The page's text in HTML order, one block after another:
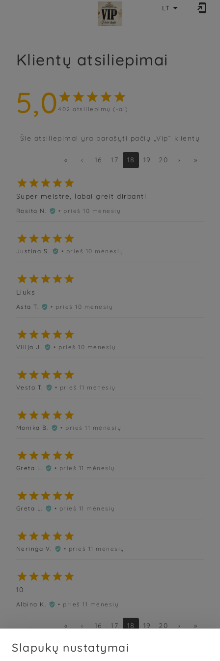
LT  
Klientų atsiliepimai
5,0     
402 atsiliepimų (-ai)
Šie atsiliepimai yra parašyti pačių „Vip“ klientų
« ‹ 16 17 18 19 20 › »

Super meistre, labai greit dirbanti
Rosita N.  • prieš 10 mėnesių

Justina S.  • prieš 10 mėnesių

Liuks
Asta T.  • prieš 10 mėnesių

Vilija J.  • prieš 10 mėnesių

Vesta T.  • prieš 11 mėnesių

Monika B.  • prieš 11 mėnesių

Greta L.  • prieš 11 mėnesių

Greta L.  • prieš 11 mėnesių

Neringa V.  • prieš 11 mėnesių

10
Albina K.  • prieš 11 mėnesių
« ‹ 16 17 18 19 20 › »
Slapukų nustatymai